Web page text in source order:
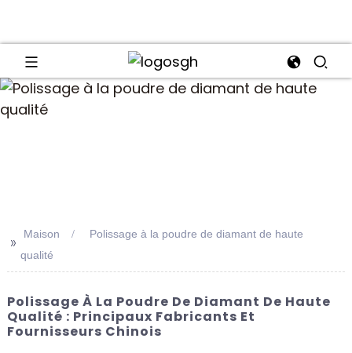
>> Maison
Polissage à la poudre de diamant de haute
qualité
Polissage À La Poudre De Diamant De Haute
Qualité : Principaux Fabricants Et
Fournisseurs Chinois